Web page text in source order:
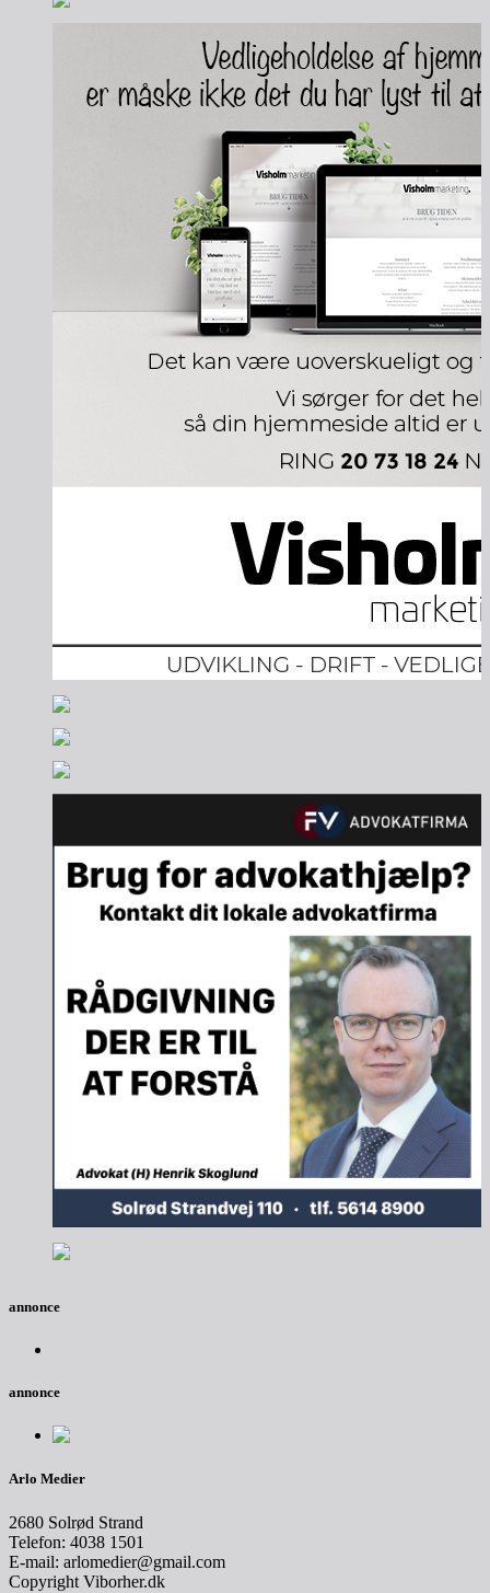
annonce
annonce
Arlo Medier
2680 Solrød Strand
Telefon: 4038 1501
E-mail: arlomedier@gmail.com
Copyright Viborher.dk